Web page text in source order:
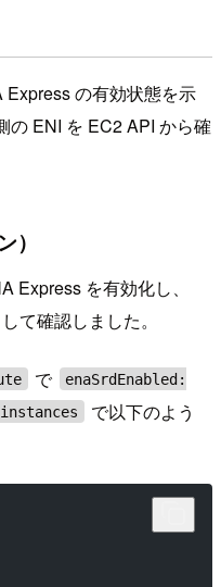
の有効状態を示
の ENI を EC2 API から確
）
Express を有効化し、
て確認しました。
で
enaSrdEnabled:
で以下のよう